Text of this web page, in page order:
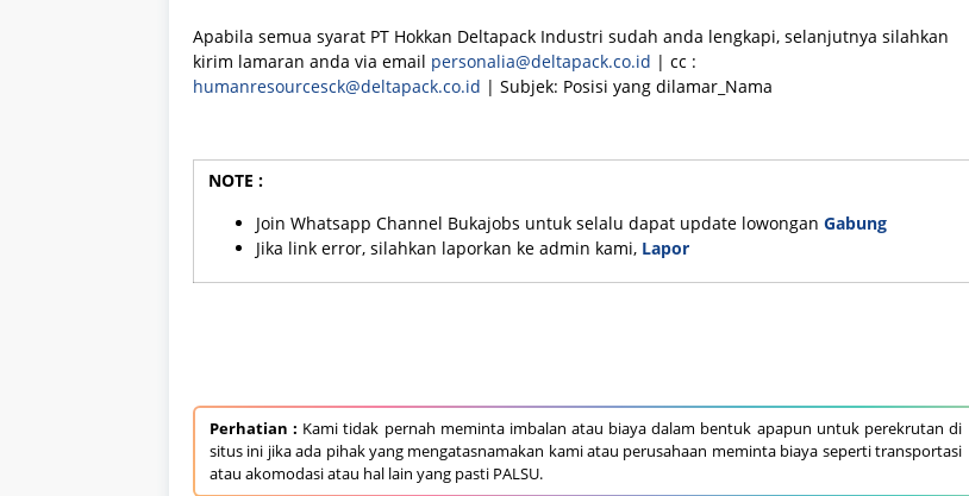
Apabila semua syarat PT Hokkan Deltapack Industri sudah anda lengkapi, selanjutnya silahkan
kirim lamaran anda via email personalia@deltapack.co.id | cc :
humanresourcesck@deltapack.co.id | Subjek: Posisi yang dilamar_Nama
NOTE :
Join Whatsapp Channel Bukajobs untuk selalu dapat update lowongan Gabung
Jika link error, silahkan laporkan ke admin kami, Lapor
Perhatian : Kami tidak pernah meminta imbalan atau biaya dalam bentuk apapun untuk perekrutan di
situs ini jika ada pihak yang mengatasnamakan kami atau perusahaan meminta biaya seperti transportasi
atau akomodasi atau hal lain yang pasti PALSU.